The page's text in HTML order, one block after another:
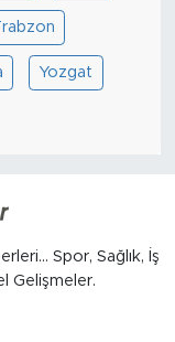
Yozgat
Spor, Sağlık, İş
Gelişmeler.